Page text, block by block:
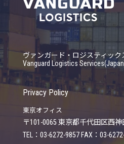
ヴァンガード・ロジスティッ
Vanguard Logistics
Privacy Policy
東京オフィス
〒101-0065東京都千代田区西神
TEL：03-6272-9857 FAX：03-